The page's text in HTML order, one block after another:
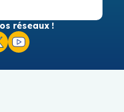
réseaux !